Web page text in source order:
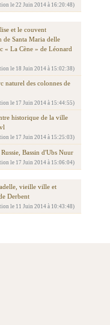
le 22 Juin 2014 à 16:20:48)
et le couvent
de Santa Maria delle
« La Cène » de Léonard
le 18 Juin 2014 à 15:02:38)
naturel des colonnes de
le 17 Juin 2014 à 15:44:55)
historique de la ville
le 17 Juin 2014 à 15:25:03)
Bassin d'Ubs Nuur
le 17 Juin 2014 à 15:06:04)
vieille ville et
Derbent
le 11 Juin 2014 à 10:43:48)